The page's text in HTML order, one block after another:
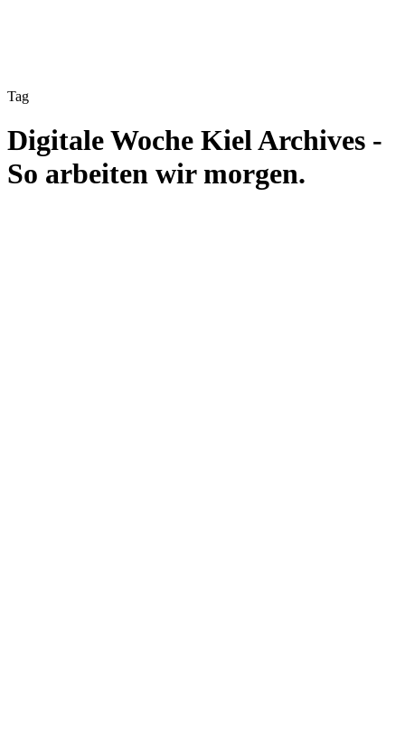
Tag
Digitale Woche Kiel Archives -
So arbeiten wir morgen.